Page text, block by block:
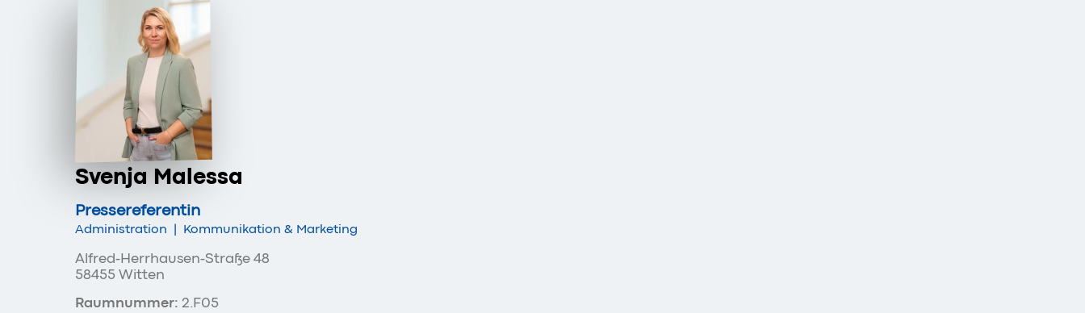
Svenja Malessa
Pressereferentin
Administration | Kommunikation & Marketing
Alfred-Herrhausen-Straße 48
58455 Witten
Raumnummer: 2.F05